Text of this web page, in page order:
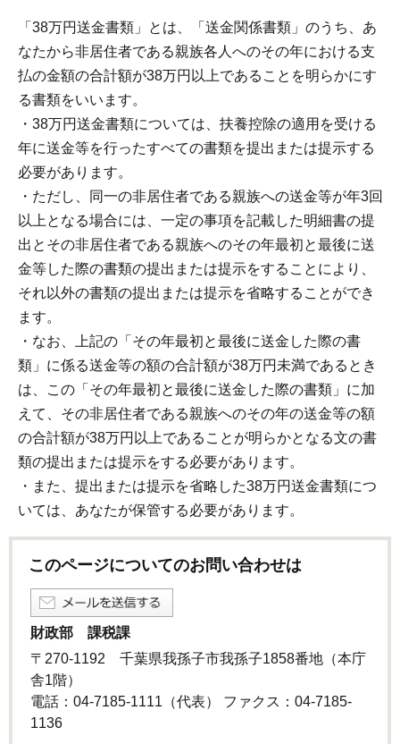
「38万円送金書類」とは、「送金関係書類」のうち、あ
なたから非居住者である親族各人へのその年における支
払の金額の合計額が38万円以上であることを明らかにす
る書類をいいます。
・38万円送金書類については、扶養控除の適用を受ける
年に送金等を行ったすべての書類を提出または提示する
必要があります。
・ただし、同一の非居住者である親族への送金等が年3回
以上となる場合には、一定の事項を記載した明細書の提
出とその非居住者である親族へのその年最初と最後に送
金等した際の書類の提出または提示をすることにより、
それ以外の書類の提出または提示を省略することができ
ます。
・なお、上記の「その年最初と最後に送金した際の書
類」に係る送金等の額の合計額が38万円未満であるとき
は、この「その年最初と最後に送金した際の書類」に加
えて、その非居住者である親族へのその年の送金等の額
の合計額が38万円以上であることが明らかとなる文の書
類の提出または提示をする必要があります。
・また、提出または提示を省略した38万円送金書類につ
いては、あなたが保管する必要があります。
このページについてのお問い合わせは
財政部 課税課
〒270-1192 千葉県我孫子市我孫子1858番地（本庁
舎1階）
電話：04-7185-1111（代表） ファクス：04-7185-
1136